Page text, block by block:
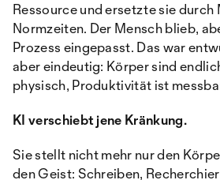
Ressource und ersetzte sie durch
Normzeiten. Der Mensch blieb,
Prozess eingepasst. Das war
aber eindeutig: Körper sind
physisch, Produktivität ist
KI verschiebt jene Kränkung.
Sie stellt nicht mehr nur den
den Geist: Schreiben,